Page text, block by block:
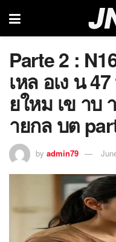
Parte 2 :
เหล อเง น
ยใหม เข าบ
ายกล บต
by admin79